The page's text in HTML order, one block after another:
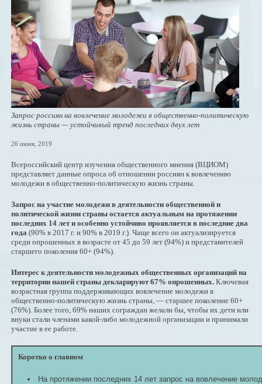
Запрос россиян на вовлечение молодежи в общественно-политическую
жизнь страны — устойчивый тренд последних двух лет
26 июня, 2019
Всероссийский центр изучения общественного мнения (ВЦИОМ)
представляет данные опроса об отношении россиян к вовлечению
молодежи в общественно-политическую жизнь страны.
Запрос на участие молодежи в деятельности общественной и
политической жизни страны остается актуальным на протяжении
последних 14 лет и особенно устойчиво проявляется в последние два
года (90% в 2017 г. и 90% в 2019 г.). Чаще всего он актуализируется
среди опрошенных в возрасте от 45 до 59 лет (94%) и представителей
старшего поколения 60+ (94%).
Интерес к деятельности молодежных общественных организаций на
территории нашей страны декларируют 67% опрошенных. Ключевая
возрастная группа поддерживающих вовлечение молодежи в
общественно-политическую жизнь страны, — старшее поколение 60+
(76%). Более того, 69% наших сограждан желали бы, чтобы их дети или
внуки стали членами какой-либо молодежной организации и принимали
участие в ее работе.
Коротко о главном
На протяжении последних 14 лет запрос на вовлечение